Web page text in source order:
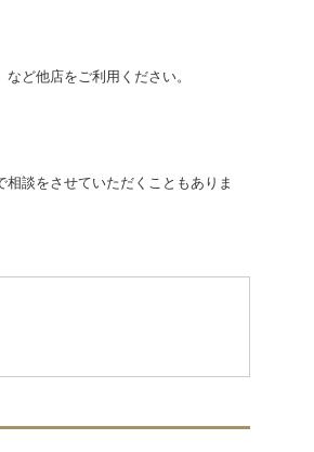
ど他店をご利用ください。
談をさせていただくこともありま